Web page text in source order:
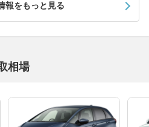
ップ&ダイブダウン機構付きリ
ックルテーブル、エアコンア
LEDポジション&フォグラン
る。さらに先進安全機能のホ
報をもっと見る
相場